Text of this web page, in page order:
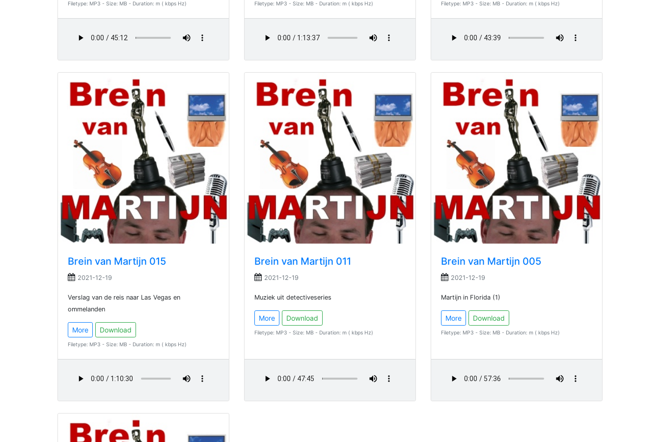
Filetype: MP3 - Size: MB - Duration: m ( kbps Hz) Filetype: MP3 - Size: MB - Duration: m ( kbps Hz) Filetype: MP3 - Size: MB - Duration: m ( kbps Hz)
Brein van Martijn 015
2021-12-19
Verslag van de reis naar Las Vegas en
ommelanden
More Download
Filetype: MP3 - Size: MB - Duration: m ( kbps Hz)
Brein van Martijn 011
2021-12-19
Muziek uit detectiveseries
More Download
Filetype: MP3 - Size: MB - Duration: m ( kbps Hz)
Brein van Martijn 005
2021-12-19
Martijn in Florida (1)
More Download
Filetype: MP3 - Size: MB - Duration: m ( kbps Hz)